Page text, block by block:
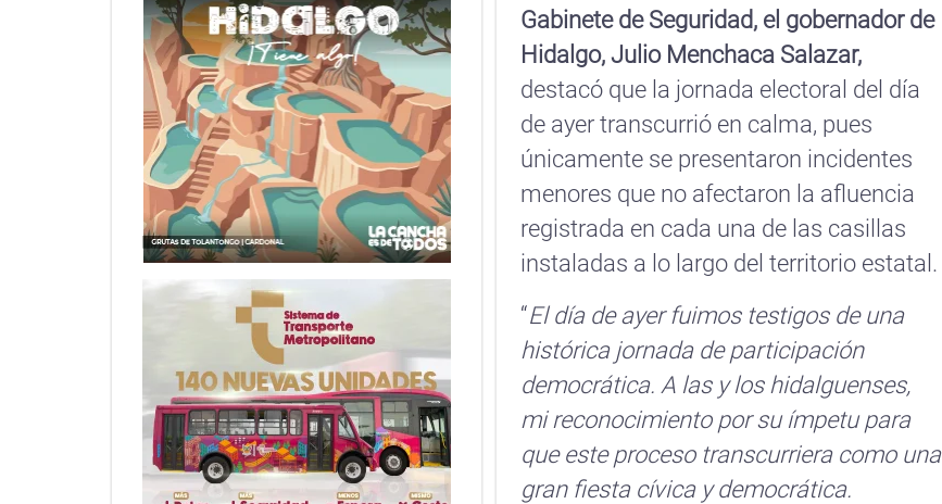
Gabinete de Seguridad, el gobernador de
Hidalgo, Julio Menchaca Salazar,
destacó que la jornada electoral del día
de ayer transcurrió en calma, pues
únicamente se presentaron incidentes
menores que no afectaron la afluencia
registrada en cada una de las casillas
instaladas a lo largo del territorio estatal.
“El día de ayer fuimos testigos de una
histórica jornada de participación
democrática. A las y los hidalguenses,
mi reconocimiento por su ímpetu para
que este proceso transcurriera como una
gran fiesta cívica y democrática.